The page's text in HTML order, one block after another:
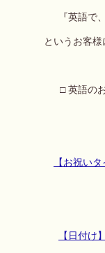
『英語で
というお客様
□ 英語の
【お祝い
【日付け